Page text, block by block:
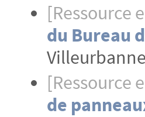
[Ressource
du Bureau
[Ressource
de